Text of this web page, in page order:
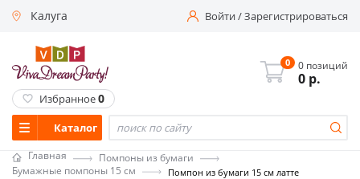
Калуга Войти/Зарегистрироваться
Каталог
0 0 позиций
0 р.
Избранное0
Главная
Помпоны из бумаги
Бумажные помпоны 15 см
Помпон из бумаги 15 см латте